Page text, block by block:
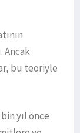
Ancak
bu teoriyle
yıl önce